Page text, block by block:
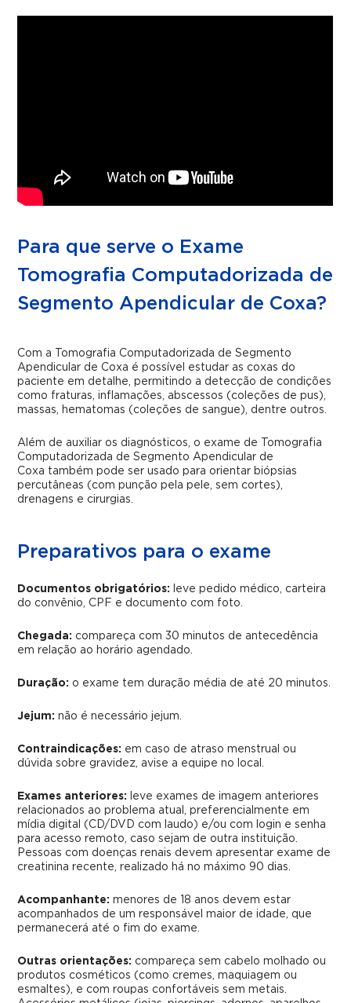
Para que serve o Exame
Tomografia Computadorizada de
Segmento Apendicular de Coxa?
Com a Tomografia Computadorizada de Segmento
Apendicular de Coxa é possível estudar as coxas do
paciente em detalhe, permitindo a detecção de condições
como fraturas, inflamações, abscessos (coleções de pus),
massas, hematomas (coleções de sangue), dentre outros.
Além de auxiliar os diagnósticos, o exame de Tomografia
Computadorizada de Segmento Apendicular de
Coxa também pode ser usado para orientar biópsias
percutâneas (com punção pela pele, sem cortes),
drenagens e cirurgias.
Preparativos para o exame
Documentos obrigatórios:
leve pedido médico, carteira
do convênio, CPF e documento com foto.
Chegada: compareça com 30 minutos de antecedência
em relação ao horário agendado.
Duração: o exame tem duração média de até 20 minutos.
Jejum: não é necessário jejum.
Contraindicações: em caso de atraso menstrual ou
dúvida sobre gravidez, avise a equipe no local.
Exames anteriores:
leve exames de imagem anteriores
relacionados ao problema atual, preferencialmente em
mídia digital (CD/DVD com laudo) e/ou com login e senha
para acesso remoto, caso sejam de outra instituição.
Pessoas com doenças renais devem apresentar exame de
creatinina recente, realizado há no máximo 90 dias.
Acompanhante: menores de 18 anos devem estar
acompanhados de um responsável maior de idade, que
permanecerá até o fim do exame.
Outras orientações: compareça sem cabelo molhado ou
produtos cosméticos (como cremes, maquiagem ou
esmaltes), e com roupas confortáveis sem metais.